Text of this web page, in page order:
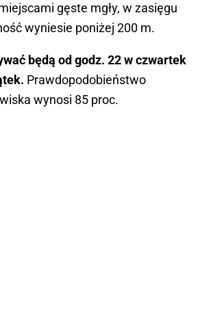
gęste mgły, w zasięgu
wyniesie poniżej 200 m.
będą od godz. 22 w czwartek
Prawdopodobieństwo
wynosi 85 proc.